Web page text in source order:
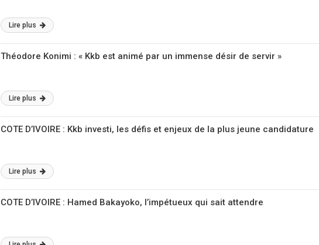
Lire plus
Théodore Konimi : « Kkb est animé par un immense désir de servir »
Lire plus
COTE D’IVOIRE : Kkb investi, les défis et enjeux de la plus jeune candidature
Lire plus
COTE D’IVOIRE : Hamed Bakayoko, l’impétueux qui sait attendre